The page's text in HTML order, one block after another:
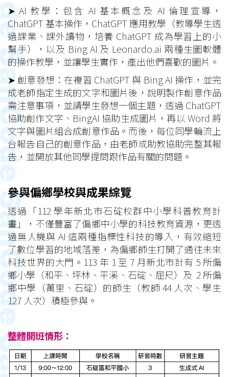
➤ AI 教學：包含 AI 基本概念及 AI 倫理宣導，
ChatGPT 基本操作，ChatGPT 應用教學（教導學生透
過課業、課外讀物，培養 ChatGPT 成為學習上的小
幫手），以及 Bing AI 及 Leonardo.ai 兩種生圖軟體
的操作教學，並讓學生實作，產出他們喜歡的圖片。
➤ 創意發想：在複習 ChatGPT 與 Bing AI 操作，並完
成老師指定生成的文字和圖片後，說明製作創意作品
需注意事項，並請學生發想一個主題，透過 ChatGPT
協助創作文字、BingAI 協助生成圖片，再以 Word 將
文字與圖片組合成創意作品。而後，每位同學輪流上
台報告自己的創意作品，由老師或助教協助完整其報
告，並開放其他同學提問跟作品有關的問題。
參與偏鄉學校與成果綜覽
透過「112 學年新北市石碇校群中小學科普教育計
畫」，不僅豐富了偏鄉中小學的科技教育資源，更透
過無人機與 AI 這兩種指標性科技的導入，有效縮短
了數位學習的地域落差，為偏鄉師生打開了通往未來
科技世界的大門。113 年 1 至 7 月新北市計有 5 所偏
鄉小學（和平、坪林、平溪、石碇、屈尺）及 2 所偏
鄉中學（萬里、石碇）的師生（教師 44 人次、學生
127 人次）積極參與。
整體開班情形：